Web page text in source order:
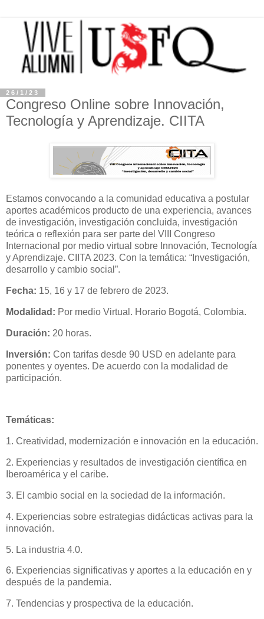
26/1/23
Congreso Online sobre Innovación,
Tecnología y Aprendizaje. CIITA
Estamos convocando a la comunidad educativa a postular
aportes académicos producto de una experiencia, avances
de investigación, investigación concluida, investigación
teórica o reflexión para ser parte del VIII Congreso
Internacional por medio virtual sobre Innovación, Tecnología
y Aprendizaje. CIITA 2023. Con la temática: “Investigación,
desarrollo y cambio social”.
Fecha: 15, 16 y 17 de febrero de 2023.
Modalidad: Por medio Virtual. Horario Bogotá, Colombia.
Duración: 20 horas.
Inversión: Con tarifas desde 90 USD en adelante para
ponentes y oyentes. De acuerdo con la modalidad de
participación.
Temáticas:
1. Creatividad, modernización e innovación en la educación.
2. Experiencias y resultados de investigación científica en
Iberoamérica y el caribe.
3. El cambio social en la sociedad de la información.
4. Experiencias sobre estrategias didácticas activas para la
innovación.
5. La industria 4.0.
6. Experiencias significativas y aportes a la educación en y
después de la pandemia.
7. Tendencias y prospectiva de la educación.